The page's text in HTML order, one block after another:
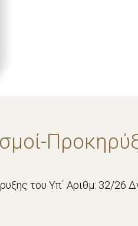
του Υπ΄ Αριθμ: 32/26